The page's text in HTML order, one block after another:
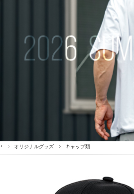
オリジナルグッズ キャップ類